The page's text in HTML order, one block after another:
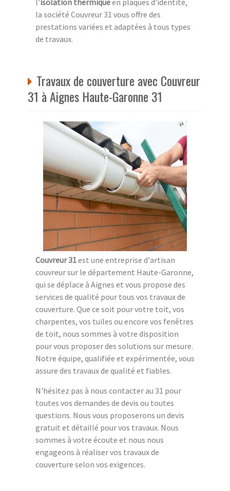
la société Couvreur 31 vous offre des
prestations variées et adaptées à tous types
de travaux.
Travaux de couverture avec Couvreur
31 à Aignes Haute-Garonne 31
Couvreur 31est une entreprise d'artisan
couvreur sur le département Haute-Garonne,
qui se déplace à Aignes et vous propose des
services de qualité pour tous vos travaux de
couverture. Que ce soit pour votre toit, vos
charpentes, vos tuiles ou encore vos fenêtres
de toit, nous sommes à votre disposition
pour vous proposer des solutions sur mesure.
Notre équipe, qualifiée et expérimentée, vous
assure des travaux de qualité et fiables.
N'hésitez pas à nous contacter au 31 pour
toutes vos demandes de devis ou toutes
questions. Nous vous proposerons un devis
gratuit et détaillé pour vos travaux. Nous
sommes à votre écoute et nous nous
engageons à réaliser vos travaux de
couverture selon vos exigences.